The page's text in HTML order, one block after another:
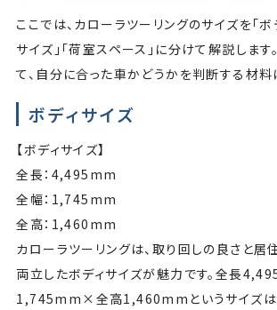
ここでは、カローラツーリングのサイズを「ボ
サイズ」「荷室スペース」に分けて解説します
て、自分に合った車かどうかを判断する材料
ボディサイズ
【ボディサイズ】
全長：4,495mm
全幅：1,745mm
全高：1,460mm
カローラツーリングは、取り回しの良さと居
両立したボディサイズが魅力です。全長
1,745mm×全高1,460mmというサイズは